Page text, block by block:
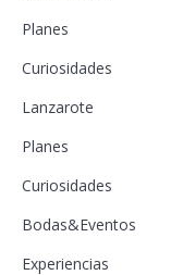
Planes
Curiosidades
Lanzarote
Planes
Curiosidades
Bodas&Eventos
Experiencias